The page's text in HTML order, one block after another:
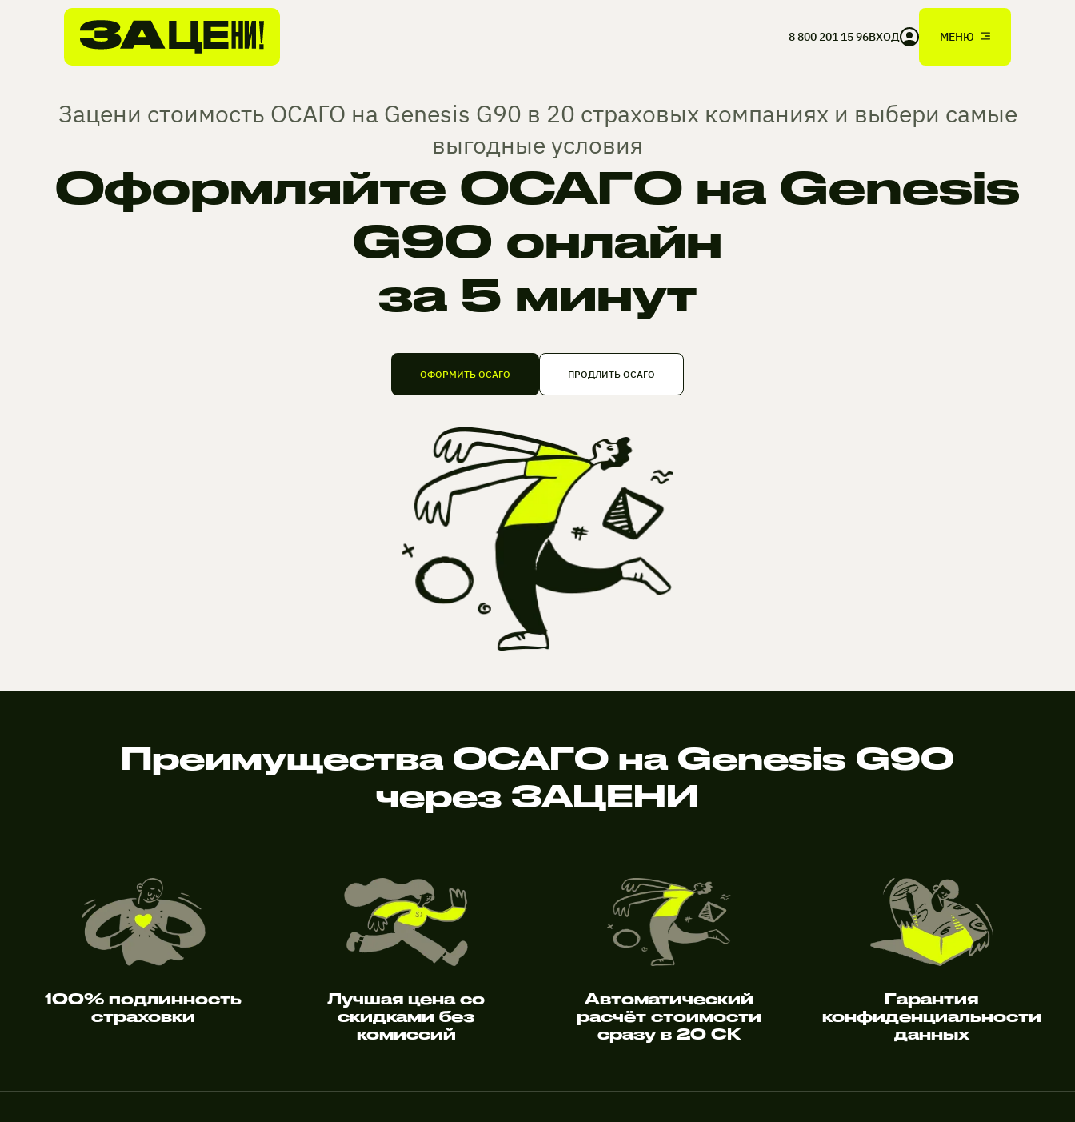
8 800 201 15 96ВХОД МЕНЮ
Зацени стоимость ОСАГО на Genesis G90 в 20 страховых компаниях и выбери самые
выгодные условия
Оформляйте ОСАГО на Genesis
G90 онлайн
за 5 минут
ОФОРМИТЬ ОСАГО ПРОДЛИТЬ ОСАГО
Преимущества ОСАГО на Genesis G90
через ЗАЦЕНИ
100% подлинность
страховки
Лучшая цена со
скидками без
комиссий
Автоматический
расчёт стоимости
сразу в 20 СК
Гарантия
конфиденциальности
данных